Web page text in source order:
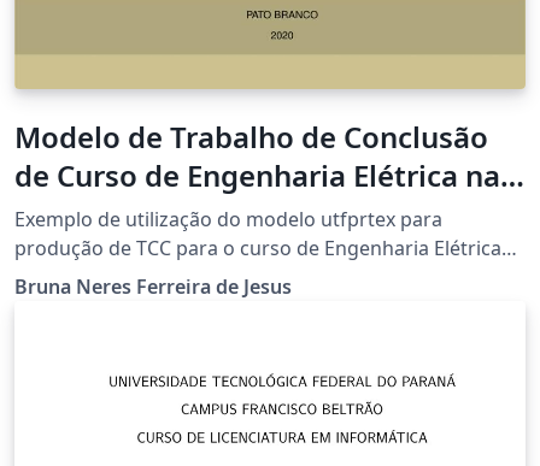
Modelo de Trabalho de Conclusão
de Curso de Engenharia Elétrica na
UTFPR-PB
Exemplo de utilização do modelo utfprtex para
produção de TCC para o curso de Engenharia Elétrica
da UTFPR campus Pato Branco. por Miguel Moreto,
2011 atualizado por Fabio Brignol de Moraes e Otavio
para fazer melhorias.
Bruna Neres Ferreira de Jesus